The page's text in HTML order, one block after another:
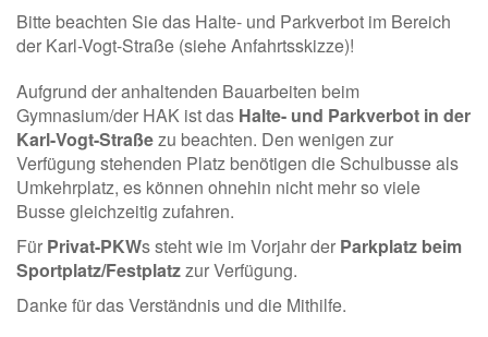
Bitte beachten Sie das Halte- und Parkverbot im Bereich
der Karl-Vogt-Straße (siehe Anfahrtsskizze)!
Aufgrund der anhaltenden Bauarbeiten beim
Gymnasium/der HAK ist das Halte- und Parkverbot in der
Karl-Vogt-Straßezu beachten. Den wenigen zur
Verfügung stehenden Platz benötigen die Schulbusse als
Umkehrplatz, es können ohnehin nicht mehr so viele
Busse gleichzeitig zufahren.
Für Privat-PKWs steht wie im Vorjahr der Parkplatz beim
Sportplatz/Festplatzzur Verfügung.
Danke für das Verständnis und die Mithilfe.